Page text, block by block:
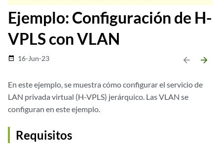
Ejemplo: Configuración de H-
VPLS con VLAN
date_range 16-Jun-23 arrow_backward arrow_forward
En este ejemplo, se muestra cómo configurar el servicio de
LAN privada virtual (H-VPLS) jerárquico. Las VLAN se
configuran en este ejemplo.
Requisitos